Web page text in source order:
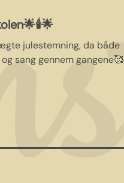
julestemning, da både
sang gennem gangene🥰